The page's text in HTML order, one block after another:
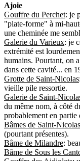
Ajoie
Gouffre du Perchet: je
"plate-forme" à mi-
une cheminée me
Galerie du Varieux: je
extrémité est
humains. Pourtant, on
dans cette cavité... en
Grotte de Saint-Nicolas
vieille pile ressortie.
Galerie de Saint-
du même nom, à côté
probablement en partie
Bâmes de Saint-Nicolas
(pourtant présentes).
Bâme de Milandre:
Bâme de Sous les